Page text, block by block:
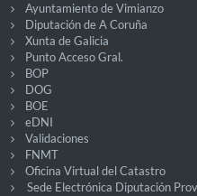
Ayuntamiento de Vimianzo
Diputación de A Coruña
Xunta de Galicia
Punto Acceso Gral.
BOP
DOG
BOE
eDNI
Validaciones
FNMT
Oficina Virtual del Catastro
Sede Electrónica Diputación